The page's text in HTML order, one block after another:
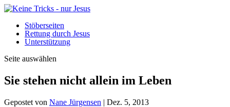
Stöberseiten
Rettung durch Jesus
Unterstützung
Seite auswählen
Sie stehen nicht allein im Leben
Gepostet von Nane Jürgensen | Dez. 5, 2013